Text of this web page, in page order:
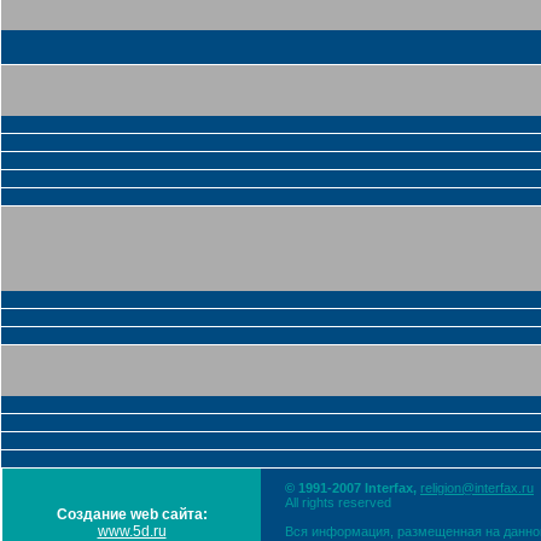
Создание web сайта:
www.5d.ru
© 1991-2007 Interfax, religion@interfax.ru
All rights reserved
Вся информация, размещенная на